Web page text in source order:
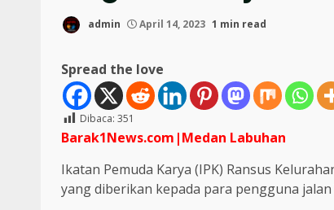
admin April 14, 2023 1 min read
Spread the love
Dibaca: 351
Barak1News.com|Medan Labuhan
Ikatan Pemuda Karya (IPK) Ransus
yang diberikan kepada para pengguna